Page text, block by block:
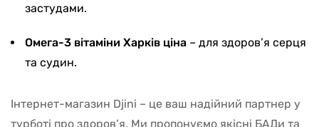
застудами.
Омега-3 вітаміни Харків ціна – для здоров’я серця
та судин.
Інтернет-магазин Djini – це ваш надійний партнер у
турботі про здоров’я. Ми пропонуємо якісні БАДи та